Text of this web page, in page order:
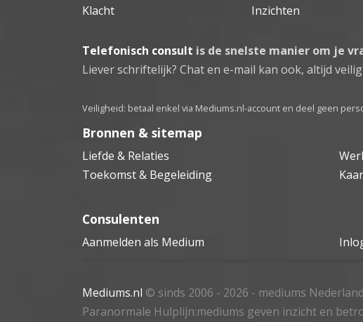
Klacht
Inzichten
Telefonisch consult is de snelste manier om je
Liever schriftelijk? Chat en e-mail kan ook, altijd
Veiligheid: betaal enkel via Mediums.nl-account en deel geen
Bronnen & sitemap
Liefde & Relaties
Toekomst & Begeleiding
Consulenten
Aanmelden als Medium
Mediums.nl © sinds 2006 - 2026 - mediums
Paranormale Hulplijn:mediums geven inzicht en